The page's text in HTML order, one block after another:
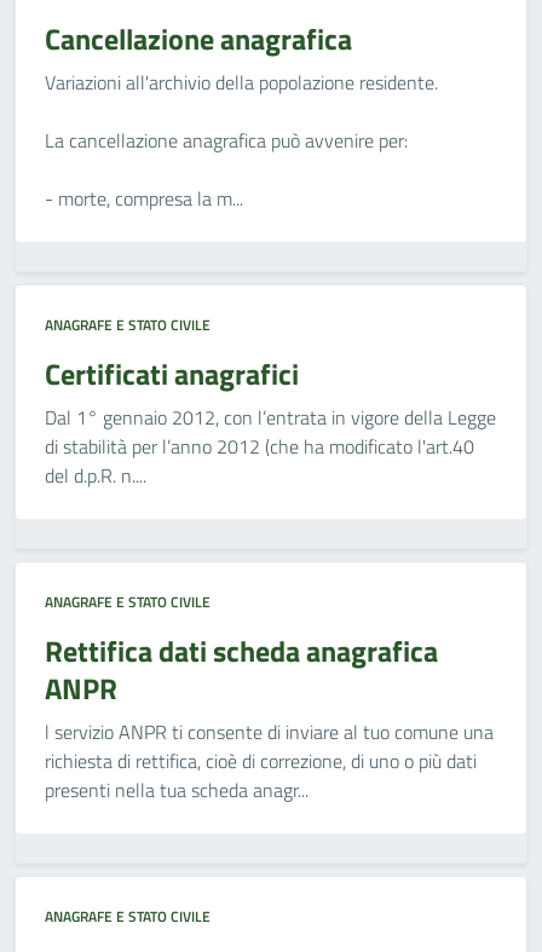
Cancellazione anagrafica
Variazioni all'archivio della popolazione residente.
La cancellazione anagrafica può avvenire per:
- morte, compresa la m...
ANAGRAFE E STATO CIVILE
Certificati anagrafici
Dal 1° gennaio 2012, con l’entrata in vigore della Legge
di stabilità per l’anno 2012 (che ha modificato l'art.40
del d.p.R. n....
ANAGRAFE E STATO CIVILE
Rettifica dati scheda anagrafica
ANPR
l servizio ANPR ti consente di inviare al tuo comune una
richiesta di rettifica, cioè di correzione, di uno o più dati
presenti nella tua scheda anagr...
ANAGRAFE E STATO CIVILE